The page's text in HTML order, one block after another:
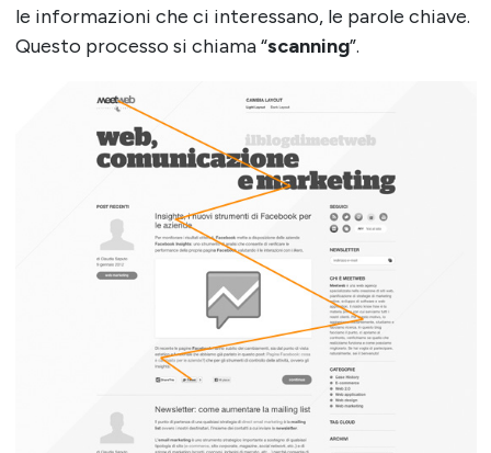
le informazioni che ci interessano, le parole chiave.
Questo processo si chiama “scanning”.